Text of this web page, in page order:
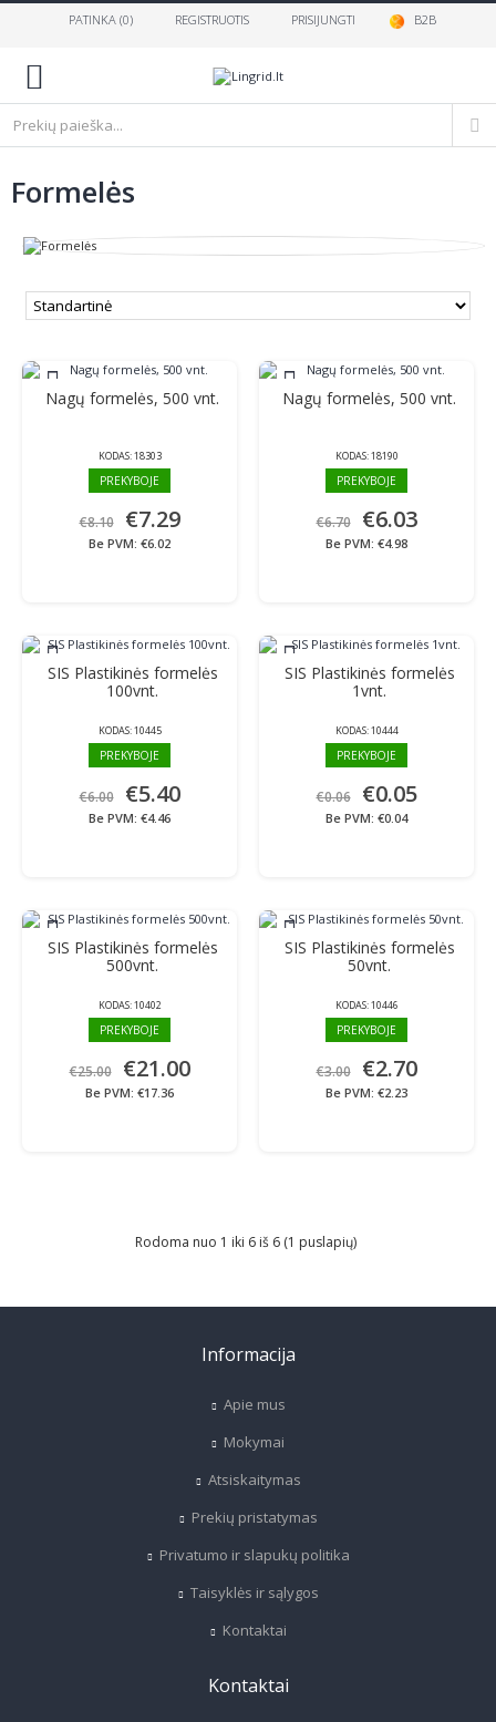
PATINKA (0) REGISTRUOTIS PRISIJUNGTI B2B
Formelės
Nagų formelės, 500 vnt.
KODAS:18303
PREKYBOJE
€8.10 €7.29
Be PVM: €6.02
Nagų formelės, 500 vnt.
KODAS:18190
PREKYBOJE
€6.70 €6.03
Be PVM: €4.98
SIS Plastikinės formelės
100vnt.
KODAS:10445
PREKYBOJE
€6.00 €5.40
Be PVM: €4.46
SIS Plastikinės formelės
1vnt.
KODAS:10444
PREKYBOJE
€0.06 €0.05
Be PVM: €0.04
SIS Plastikinės formelės
500vnt.
KODAS:10402
PREKYBOJE
€25.00 €21.00
Be PVM: €17.36
SIS Plastikinės formelės
50vnt.
KODAS:10446
PREKYBOJE
€3.00 €2.70
Be PVM: €2.23
Rodoma nuo 1 iki 6 iš 6 (1 puslapių)
Informacija
Apie mus
Mokymai
Atsiskaitymas
Prekių pristatymas
Privatumo ir slapukų politika
Taisyklės ir sąlygos
Kontaktai
Kontaktai